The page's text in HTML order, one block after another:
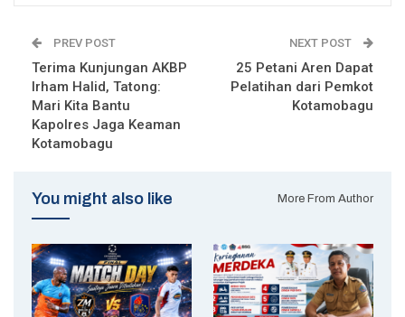
PREV POST
Terima Kunjungan AKBP
Irham Halid, Tatong:
Mari Kita Bantu
Kapolres Jaga Keaman
Kotamobagu
NEXT POST
25 Petani Aren Dapat
Pelatihan dari Pemkot
Kotamobagu
You might also like More From Author